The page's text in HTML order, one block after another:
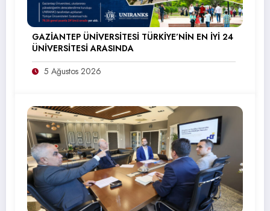
GAZİANTEP ÜNİVERSİTESİ TÜRKİYE’NİN EN İYİ 24
ÜNİVERSİTESİ ARASINDA
5 Ağustos 2026